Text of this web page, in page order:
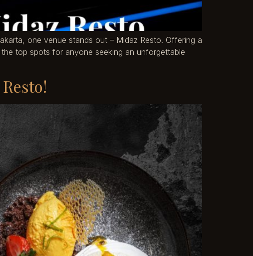
one venue stands out – Midaz Resto. Offering a
top spots for anyone seeking an unforgettable